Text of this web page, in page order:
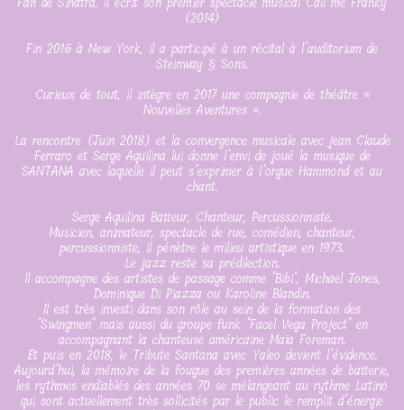
(2014)
Fin 2016 à New York, il a participé à un récital à l’auditorium de
Steinway § Sons.
Curieux de tout, il intègre en 2017 une compagnie de théâtre «
Nouvelles Aventures ».
La rencontre (Juin 2018) et la convergence musicale avec jean Claude
Ferraro et Serge Aquilina lui donne l’envi de joué la musique de
SANTANA avec laquelle il peut s’exprimer à l’orgue Hammond et au
chant.
Serge Aquilina Batteur, Chanteur, Percussionniste.
Musicien, animateur, spectacle de rue, comédien, chanteur,
percussionniste, il pénètre le milieu artistique en 1973.
Le jazz reste sa prédilection.
Il accompagne des artistes de passage comme "Bibi", Michael Jones,
Dominique Di Piazza ou Karoline Blandin.
Il est très investi dans son rôle au sein de la formation des
"Swingmen" mais aussi du groupe funk "Facel Vega Project" en
accompagnant la chanteuse américaine Maïa Foreman.
Et puis en 2018, le Tribute Santana avec Yaleo devient l’évidence.
Aujourd’hui, la mémoire de la fougue des premières années de batterie,
les rythmes endiablés des années 70 se mélangeant au rythme Latino
qui sont actuellement très sollicités par le public le remplit d’énergie